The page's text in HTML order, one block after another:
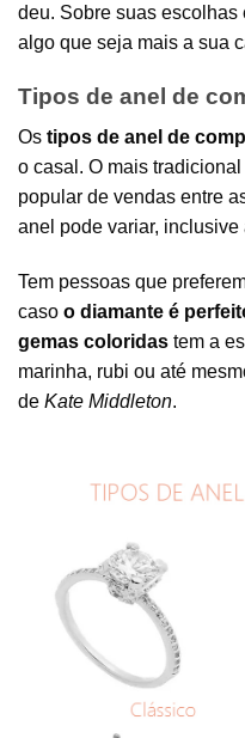
deu. Sobre suas escolhas
algo que seja mais a sua
Tipos de anel de
Os tipos de anel de
o casal. O mais
popular de vendas entre
anel pode variar, inclusive
Tem pessoas que
caso o diamante é
gemas coloridas tem a
marinha, rubi ou até
de Kate Middleton.